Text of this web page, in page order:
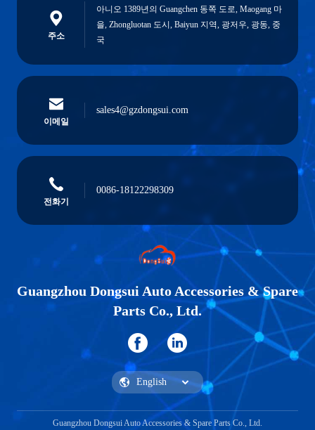
주소
아니오 1389년의 Guangchen 동쪽 도로, Maogang 마
을, Zhongluotan 도시, Baiyun 지역, 광저우, 광동, 중
국
이메일
sales4@gzdongsui.com
전화기
0086-18122298309
Guangzhou Dongsui Auto Accessories & Spare
Parts Co., Ltd.
Guangzhou Dongsui Auto Accessories & Spare Parts Co., Ltd.